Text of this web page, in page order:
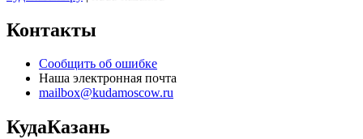
Контакты
Сообщить об ошибке
Наша электронная почта
mailbox@kudamoscow.ru
КудаКазань